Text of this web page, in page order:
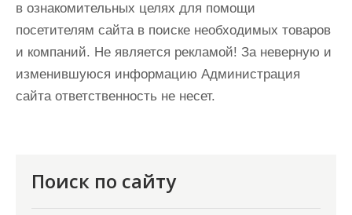
в ознакомительных целях для помощи
посетителям сайта в поиске необходимых товаров
и компаний. Не является рекламой! За неверную и
изменившуюся информацию Администрация
сайта ответственность не несет.
Поиск по сайту